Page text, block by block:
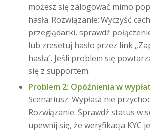
możesz się zalogować mimo
hasła. Rozwiązanie: Wyczyść
przeglądarki, sprawdź
lub zresetuj hasło przez link
hasła”. Jeśli problem się
się z supportem.
Problem 2: Opóźnienia w
Scenariusz: Wypłata nie
Rozwiązanie: Sprawdź status w
upewnij się, że weryfikacja KYC